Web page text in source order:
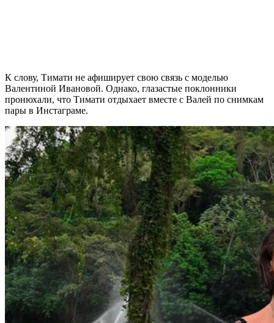
К слову, Тимати не афиширует свою связь с моделью
Валентиной Ивановой. Однако, глазастые поклонники
пронюхали, что Тимати отдыхает вместе с Валей по снимкам
пары в Инстаграме.